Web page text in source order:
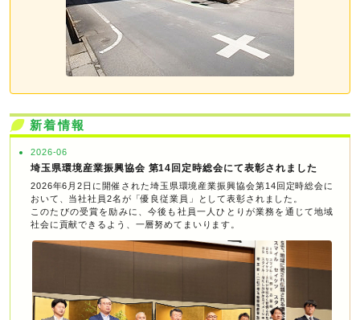
新着情報
2026-06
埼玉県環境産業振興協会 第14回定時総会にて表彰されました
2026年6月2日に開催された埼玉県環境産業振興協会第14回定時総会に
おいて、当社社員2名が「優良従業員」として表彰されました。
このたびの受賞を励みに、今後も社員一人ひとりが業務を通じて地域
社会に貢献できるよう、一層努めてまいります。